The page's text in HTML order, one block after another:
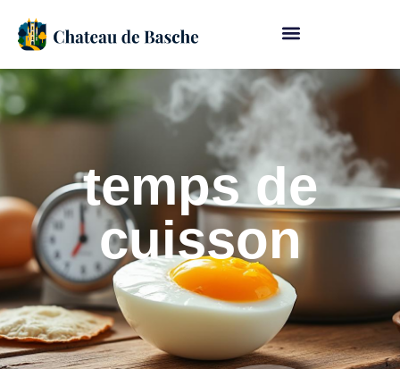
temps de
cuisson